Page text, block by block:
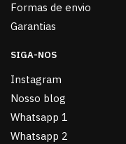
Formas de envio
Garantias
SIGA-NOS
Instagram
Nosso blog
Whatsapp 1
Whatsapp 2